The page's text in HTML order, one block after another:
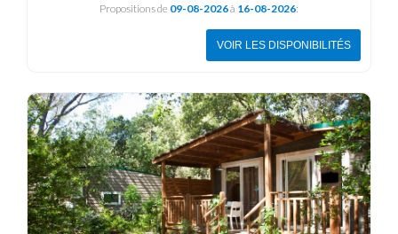
Propositions de 09-08-2026à 16-08-2026:
VOIR LES DISPONIBILITÉS